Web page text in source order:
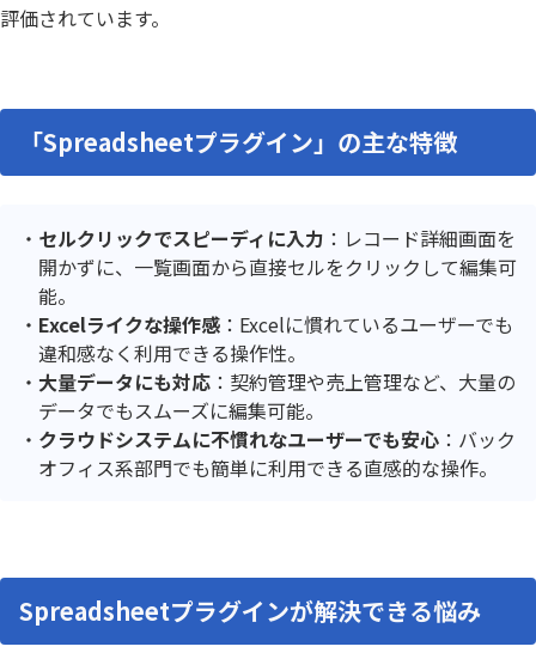
評価されています。
「Spreadsheetプラグイン」の主な特徴
セルクリックでスピーディに入力 ：レコード詳細画面を
開かずに、一覧画面から直接セルをクリックして編集可
能。
Excelライクな操作感 ：Excelに慣れているユーザーでも
違和感なく利用できる操作性。
大量データにも対応 ：契約管理や売上管理など、大量の
データでもスムーズに編集可能。
クラウドシステムに不慣れなユーザーでも安心 ：バック
オフィス系部門でも簡単に利用できる直感的な操作。
Spreadsheetプラグインが解決できる悩み